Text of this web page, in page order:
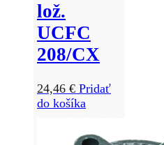
lož.
UCFC
208/CX
24,46 € Pridať
do košíka